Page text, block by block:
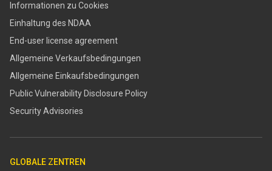
Informationen zu Cookies
Einhaltung des NDAA
End-user license agreement
Allgemeine Verkaufsbedingungen
Allgemeine Einkaufsbedingungen
​​Public Vulnerability Disclosure Policy​
Security Advisories
GLOBALE ZENTREN